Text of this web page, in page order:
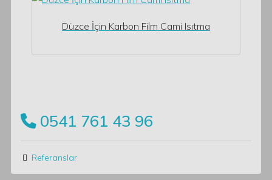
Düzce İçin Karbon Film Cami Isıtma
0541 761 43 96
Referanslar